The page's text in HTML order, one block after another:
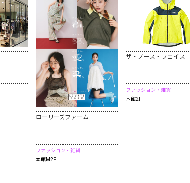
ローリーズファーム
ファッション・雑貨
本館M2F
ザ・ノース・フェイス
ファッション・雑貨
本館2F